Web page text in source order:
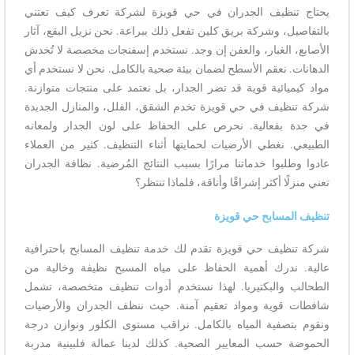
يحتاج تنظيف الجدران في حي قويزة لشركة تعرف كيف تعتني
بالتفاصيل، وشركة بريق كلين تفعل ذلك ببراعة. نحن نزيل البقع، آثار
الأصابع، الغبار، والعفن إن وجد. نستخدم إسفنجات مخصصة لا تُخدش
الدهانات. نعقم الأسطح لضمان بيئة صحية بالكامل. نحن لا نستخدم أي
مواد كيميائية قوية قد تضر الجدار، بل نعتمد على منتجات متوازنة.
شركة تنظيف في حي قويزة تخدم الشقق، الفلل، والمنازل الجديدة
في جدة بفعالية. نحرص على الحفاظ على لون الجدار ولمعانه
الطبيعي. نغطي الأرضيات لحمايتها أثناء التنظيف. كثير من العملاء
عادوا وطلبوا خدماتنا مرارًا بسبب النتائج المُرضية. نظافة الجدران
تعني منزلًا أكثر إشراقًا وأناقة، فلماذا تنتظر؟
تنظيف المسابح حي قويزة
شركة تنظيف حي قويزة تقدم لك خدمة تنظيف المسابح باحترافية
عالية. ندرك أهمية الحفاظ على مياه المسبح نظيفة وخالية من
الطحالب والبكتيريا. لهذا نستخدم أدوات تنظيف متخصصة، تشمل
شافطات قوية ومواد تعقيم آمنة. حيث ننظف الجدران والأرضيات
ونقوم بتصفية المياه بالكامل. نراقب مستوى الكلور ونوازن درجة
الحموضة حسب المعايير الصحية. كذلك لدينا عمالة فلبينية مدربة